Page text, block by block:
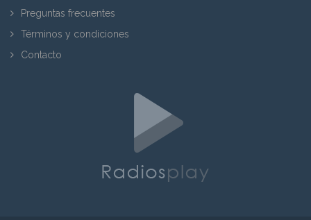
Preguntas frecuentes
Términos y condiciones
Contacto